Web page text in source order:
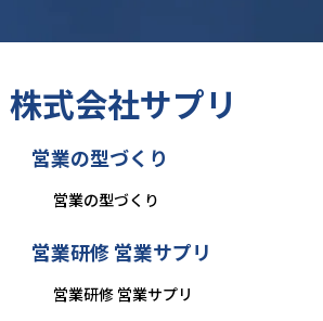
株式会社サプリ
営業の型づくり
営業の型づくり
営業研修 営業サプリ
営業研修 営業サプリ